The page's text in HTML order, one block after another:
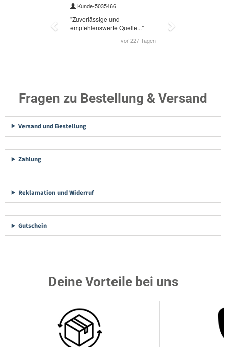
Fragen zu Bestellung & Versand
Versand und Bestellung
Zahlung
Reklamation und Widerruf
Gutschein
Deine Vorteile bei uns